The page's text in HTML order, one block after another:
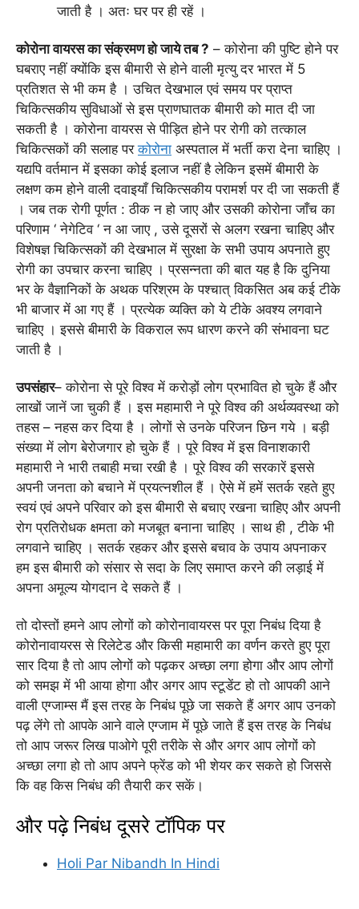
जाती है । अतः घर पर ही रहें ।
कोरोना वायरस का संक्रमण हो जाये तब ? – कोरोना की पुष्टि होने पर
घबराए नहीं क्योंकि इस बीमारी से होने वाली मृत्यु दर भारत में 5
प्रतिशत से भी कम है । उचित देखभाल एवं समय पर प्राप्त
चिकित्सकीय सुविधाओं से इस प्राणघातक बीमारी को मात दी जा
सकती है । कोरोना वायरस से पीड़ित होने पर रोगी को तत्काल
चिकित्सकों की सलाह परकोरोना अस्पताल में भर्ती करा देना चाहिए ।
यद्यपि वर्तमान में इसका कोई इलाज नहीं है लेकिन इसमें बीमारी के
लक्षण कम होने वाली दवाइयाँ चिकित्सकीय परामर्श पर दी जा सकती हैं
। जब तक रोगी पूर्णत : ठीक न हो जाए और उसकी कोरोना जाँच का
परिणाम ‘ नेगेटिव ‘ न आ जाए , उसे दूसरों से अलग रखना चाहिए और
विशेषज्ञ चिकित्सकों की देखभाल में सुरक्षा के सभी उपाय अपनाते हुए
रोगी का उपचार करना चाहिए । प्रसन्नता की बात यह है कि दुनिया
भर के वैज्ञानिकों के अथक परिश्रम के पश्चात् विकसित अब कई टीके
भी बाजार में आ गए हैं । प्रत्येक व्यक्ति को ये टीके अवश्य लगवाने
चाहिए । इससे बीमारी के विकराल रूप धारण करने की संभावना घट
जाती है ।
उपसंहार– कोरोना से पूरे विश्व में करोड़ों लोग प्रभावित हो चुके हैं और
लाखों जानें जा चुकी हैं । इस महामारी ने पूरे विश्व की अर्थव्यवस्था को
तहस – नहस कर दिया है । लोगों से उनके परिजन छिन गये । बड़ी
संख्या में लोग बेरोजगार हो चुके हैं । पूरे विश्व में इस विनाशकारी
महामारी ने भारी तबाही मचा रखी है । पूरे विश्व की सरकारें इससे
अपनी जनता को बचाने में प्रयत्नशील हैं । ऐसे में हमें सतर्क रहते हुए
स्वयं एवं अपने परिवार को इस बीमारी से बचाए रखना चाहिए और अपनी
रोग प्रतिरोधक क्षमता को मजबूत बनाना चाहिए । साथ ही , टीके भी
लगवाने चाहिए । सतर्क रहकर और इससे बचाव के उपाय अपनाकर
हम इस बीमारी को संसार से सदा के लिए समाप्त करने की लड़ाई में
अपना अमूल्य योगदान दे सकते हैं ।
तो दोस्तों हमने आप लोगों को कोरोनावायरस पर पूरा निबंध दिया है
कोरोनावायरस से रिलेटेड और किसी महामारी का वर्णन करते हुए पूरा
सार दिया है तो आप लोगों को पढ़कर अच्छा लगा होगा और आप लोगों
को समझ में भी आया होगा और अगर आप स्टूडेंट हो तो आपकी आने
वाली एग्जाम्स मैं इस तरह के निबंध पूछे जा सकते हैं अगर आप उनको
पढ़ लेंगे तो आपके आने वाले एग्जाम में पूछे जाते हैं इस तरह के निबंध
तो आप जरूर लिख पाओगे पूरी तरीके से और अगर आप लोगों को
अच्छा लगा हो तो आप अपने फ्रेंड को भी शेयर कर सकते हो जिससे
कि वह किस निबंध की तैयारी कर सकें।
और पढ़े निबंध दूसरे टॉपिक पर
Holi Par Nibandh In Hindi